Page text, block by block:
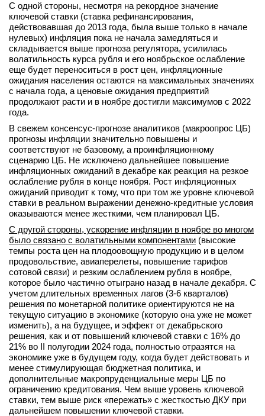
С одной стороны, несмотря на рекордное значение
ключевой ставки (ставка рефинансирования,
действовавшая до 2013 года, была выше только в начале
нулевых) инфляция пока не начала замедляться и
складывается выше прогноза регулятора, усилилась
волатильность курса рубля и его ноябрьское ослабление
еще будет переноситься в рост цен, инфляционные
ожидания населения остаются на максимальных значениях
с начала года, а ценовые ожидания предприятий
продолжают расти и в ноябре достигли максимумов с 2022
года.
В свежем консенсус-прогнозе аналитиков (макроопрос ЦБ)
прогнозы инфляции значительно повышены и
соответствуют не базовому, а проинфляционному
сценарию ЦБ. Не исключено дальнейшее повышение
инфляционных ожиданий в декабре как реакция на резкое
ослабление рубля в конце ноября. Рост инфляционных
ожиданий приводит к тому, что при том же уровне ключевой
ставки в реальном выражении денежно-кредитные условия
оказываются менее жесткими, чем планировал ЦБ.
С другой стороны, ускорение инфляции в ноябре во многом
было связано с волатильными компонентами (высокие
темпы роста цен на плодоовощную продукцию и в целом
продовольствие, авиаперелеты, повышение тарифов
сотовой связи) и резким ослаблением рубля в ноябре,
которое было частично отыграно назад в начале декабря. С
учетом длительных временных лагов (3-6 кварталов)
решения по монетарной политике ориентируются не на
текущую ситуацию в экономике (которую она уже не может
изменить), а на будущее, и эффект от декабрьского
решения, как и от повышений ключевой ставки с 16% до
21% во II полугодии 2024 года, полностью отразятся на
экономике уже в будущем году, когда будет действовать и
менее стимулирующая бюджетная политика, и
дополнительные макропруденциальные меры ЦБ по
ограничению кредитования. Чем выше уровень ключевой
ставки, тем выше риск «пережать» с жесткостью ДКУ при
дальнейшем повышении ключевой ставки.